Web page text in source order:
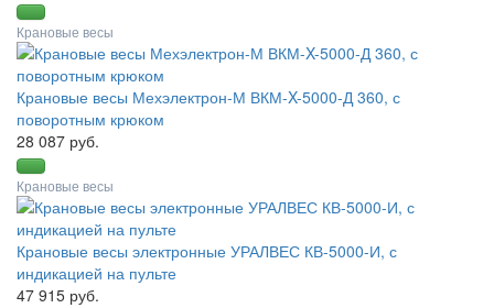
Крановые весы
Крановые весы Мехэлектрон-М ВКМ-X-5000-Д 360, с
поворотным крюком
28 087 руб.
Крановые весы
Крановые весы электронные УРАЛВЕС КВ-5000-И, с
индикацией на пульте
47 915 руб.